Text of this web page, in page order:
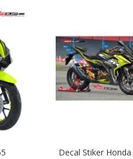
Decal Stiker